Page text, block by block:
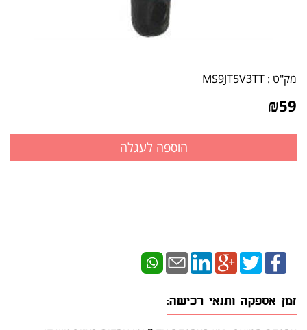
מק"ט : MS9JT5V3TT
₪59
זמן אספקה ותנאי רכישה: